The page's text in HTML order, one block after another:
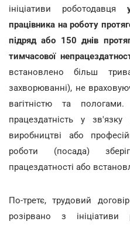
ініціативи роботодавця
працівника на роботу
підряд або 150 днів
тимчасової
встановлено більш
захворюванні), не
вагітністю та
працездатність у
виробництві або
роботи (посада)
працездатності або
По-третє, трудовий
розірвано з ініціативи